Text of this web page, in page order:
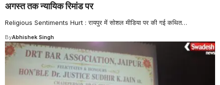
अगस्त तक न्यायिक रिमांड पर
Religious Sentiments Hurt : रायपुर में सोशल मीडिया पर की गई कथित…
ByAbhishek Singh